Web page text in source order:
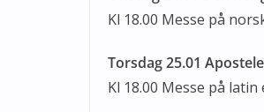
Kl 18.00 Messe på
Torsdag 25.01
Kl 18.00 Messe på